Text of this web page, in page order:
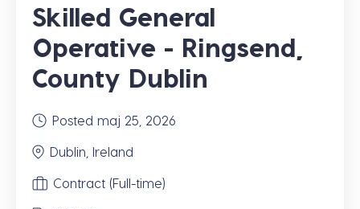
Skilled General
Operative - Ringsend,
County Dublin
Posted maj 25, 2026
Dublin, Ireland
Contract (Full-time)